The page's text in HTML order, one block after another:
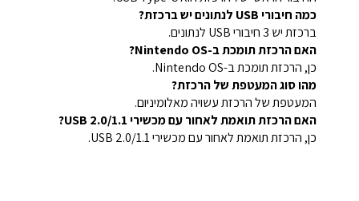
כמה חיבורי USB לנתונים יש ברכזת?
ברכזת יש 3 חיבורי USB לנתונים.
האם הרכזת תומכת ב-Nintendo OS?
כן, הרכזת תומכת ב-Nintendo OS.
מהו סוג המעטפת של הרכזת?
המעטפת של הרכזת עשויה מאלומיניום.
האם הרכזת תואמת לאחור עם מכשירי USB 2.0/1.1?
כן, הרכזת תואמת לאחור עם מכשירי USB 2.0/1.1.